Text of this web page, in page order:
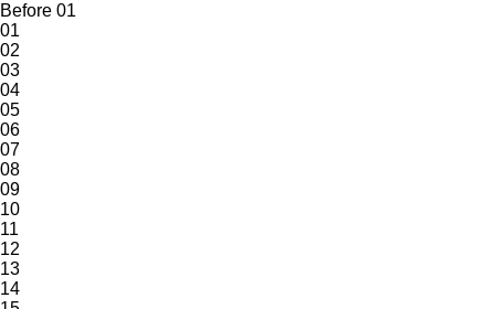
Before 01
01
02
03
04
05
06
07
08
09
10
11
12
13
14